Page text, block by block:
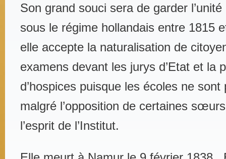
Son grand souci sera de garder
sous le régime hollandais entre 1815
elle accepte la naturalisation de
examens devant les jurys d’Etat et la
d’hospices puisque les écoles ne
malgré l’opposition de certaines
l’esprit de l’Institut.